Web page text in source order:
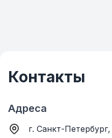
Контакты
Адреса
г. Санкт-